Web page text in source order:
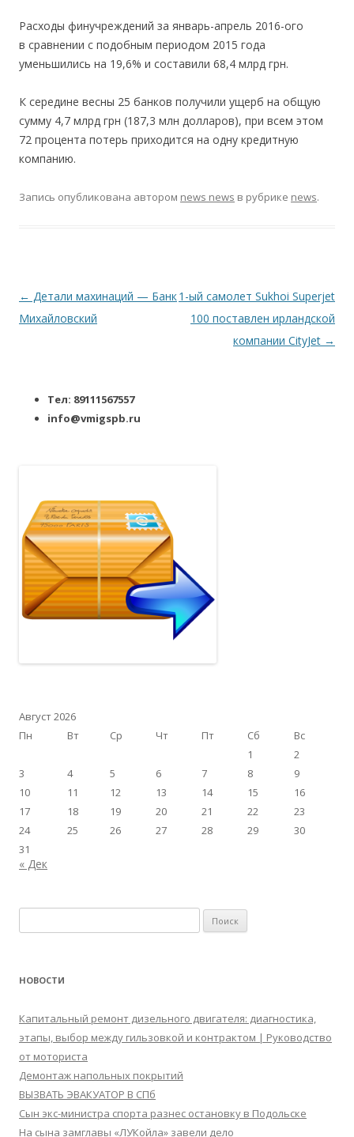
Расходы финучреждений за январь-апрель 2016-ого
в сравнении с подобным периодом 2015 года
уменьшились на 19,6% и составили 68,4 млрд грн.
К середине весны 25 банков получили ущерб на общую
сумму 4,7 млрд грн (187,3 млн долларов), при всем этом
72 процента потерь приходится на одну кредитную
компанию.
Запись опубликована автором news news в рубрике news.
Навигация по записям
← Детали махинаций — Банк
Михайловский
1-ый самолет Sukhoi Superjet
100 поставлен ирландской
компании CityJet →
Тел: 89111567557
info@vmigspb.ru
Август 2026
Пн
Вт Ср Чт Пт Сб
Вс
1
2
3
4 5 6 7 8
9
10
11 12 13 14 15
16
17
18 19 20 21 22
23
24
25 26 27 28 29
30
31
« Дек
НОВОСТИ
Капитальный ремонт дизельного двигателя: диагностика,
этапы, выбор между гильзовкой и контрактом | Руководство
от моториста
Демонтаж напольных покрытий
ВЫЗВАТЬ ЭВАКУАТОР В СПб
Сын экс-министра спорта разнес остановку в Подольске
На сына замглавы «ЛУКойла» завели дело